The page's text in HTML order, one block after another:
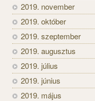
2019. november
2019. október
2019. szeptember
2019. augusztus
2019. július
2019. június
2019. május